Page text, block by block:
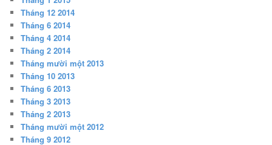
Tháng 12 2014
Tháng 6 2014
Tháng 4 2014
Tháng 2 2014
Tháng mười một 2013
Tháng 10 2013
Tháng 6 2013
Tháng 3 2013
Tháng 2 2013
Tháng mười một 2012
Tháng 9 2012